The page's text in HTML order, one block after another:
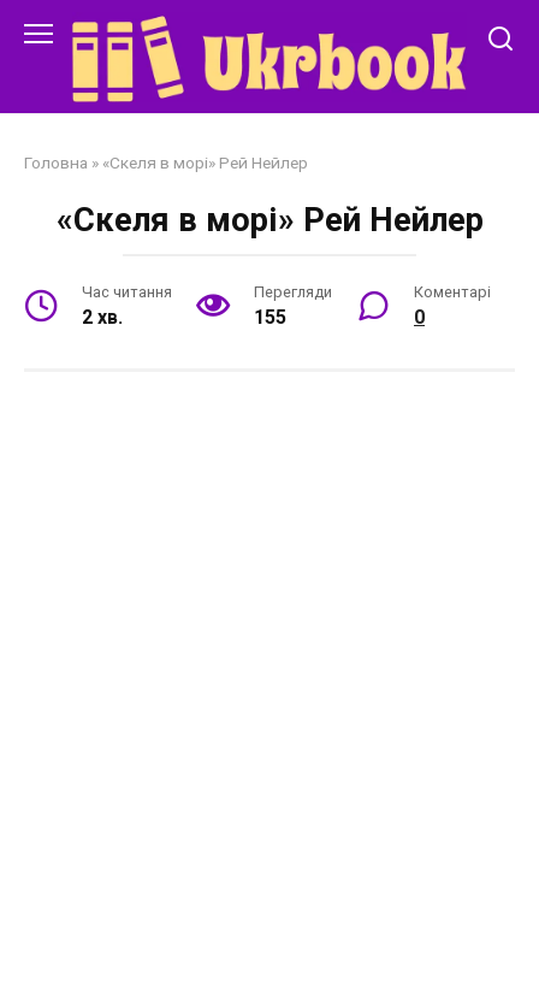
Головна » «Скеля в морі» Рей Нейлер
«Скеля в морі» Рей Нейлер
Час читання
2 хв.
Перегляди
155
Коментарі
0